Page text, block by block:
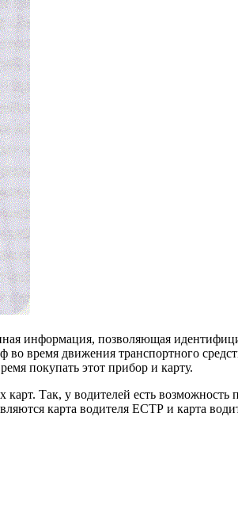
информация, позволяющая
время движения транспортного
покупать этот прибор и карту.
Так, у водителей есть
карта водителя ЕСТР и карта